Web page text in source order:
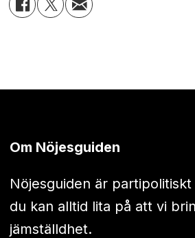
Om Nöjesguiden
Nöjesguiden är
du kan alltid lita på att vi
jämställdhet.